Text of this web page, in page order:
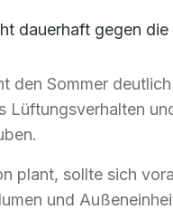
dauerhaft gegen
den Sommer
Lüftungsverhalten
plant, sollte sich
und